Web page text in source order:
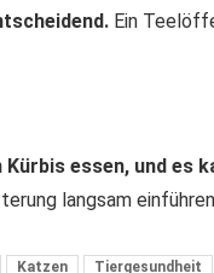
Ein
essen, und es
langsam
Katzen Tiergesundheit